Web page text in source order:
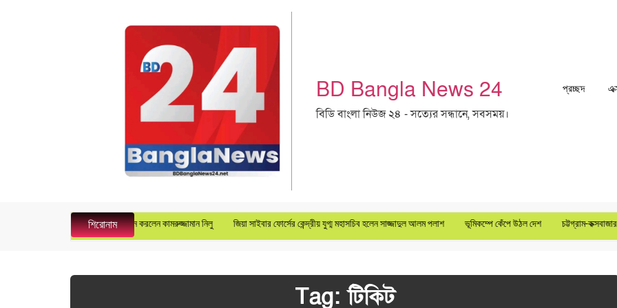
BD Bangla News 24
বিডি বাংলা নিউজ ২৪ - সত্যের সন্ধানে, সবসময়।
প্রচ্ছদ
শিরোনাম
জেনারেল ম্যানেজার হিসেবে যোগদান করলেন কামরুজ্জামান নিলু জিয়া সাইবার ফোর্সের কেন্দ্রীয় যুগ্ম মহাসচিব হলেন সাজ্জাদুল আলম পলাশ ভূমিকম্পে কেঁপে উঠল দেশ চট্টগ্রাম-কক্সবাজার
Tag:টিকিট